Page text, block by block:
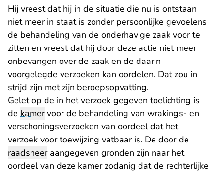
Hij vreest dat hij in de situatie die nu is ontstaan
niet meer in staat is zonder persoonlijke gevoelens
de behandeling van de onderhavige zaak voor te
zitten en vreest dat hij door deze actie niet meer
onbevangen over de zaak en de daarin
voorgelegde verzoeken kan oordelen. Dat zou in
strijd zijn met zijn beroepsopvatting.
Gelet op de in het verzoek gegeven toelichting is
de kamervoor de behandeling van wrakings- en
verschoningsverzoeken van oordeel dat het
verzoek voor toewijzing vatbaar is. De door de
raadsheeraangegeven gronden zijn naar het
oordeel van deze kamer zodanig dat de rechterlijke